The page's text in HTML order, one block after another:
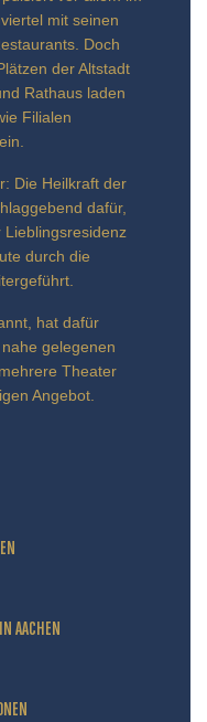
mit seinen
Doch
der Altstadt
Rathaus laden
Filialen
Die Heilkraft der
dafür,
Lieblingsresidenz
durch die
hat dafür
gelegenen
Theater
Angebot.
AACHEN